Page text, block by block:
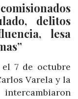
delitos
lesa
7 de octubre
Varela y la